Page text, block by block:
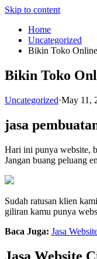
Skip to content
Home
Uncategorized
Bikin Toko
Bikin Toko
Uncategorized·May 11,
jasa
Hari ini punya website,
Jangan buang peluang
Sudah ratusan klien
giliran kamu punya
Baca Juga: Jasa
Jasa Website